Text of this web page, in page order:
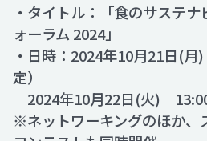
・タイトル：「食のサステ
ォーラム 2024」
・日時：2024年10月21日(
定）
2024年10月22日(火) 13:00
※ネットワーキングのほか、